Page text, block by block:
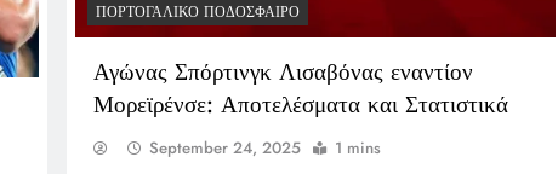
ΠΟΡΤΟΓΑΛΙΚΌ ΠΟΔΌΣΦΑΙΡΟ
Αγώνας Σπόρτινγκ Λισαβόνας εναντίον
Μορεϊρένσε: Αποτελέσματα και Στατιστικά
September 24, 2025 1 mins